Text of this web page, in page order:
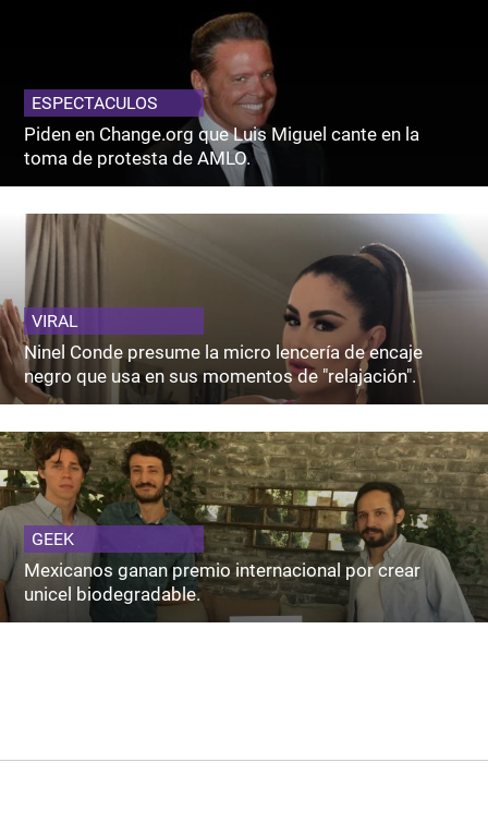
ESPECTACULOS
Piden en Change.org que Luis Miguel cante en la
toma de protesta de AMLO.
VIRAL
Ninel Conde presume la micro lencería de encaje
negro que usa en sus momentos de "relajación".
GEEK
Mexicanos ganan premio internacional por crear
unicel biodegradable.